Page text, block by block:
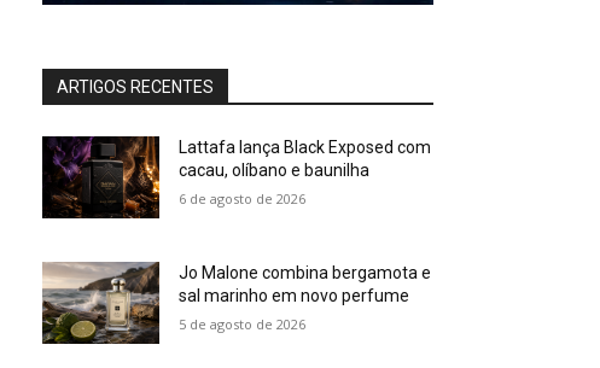
ARTIGOS RECENTES
Lattafa lança Black Exposed com
cacau, olíbano e baunilha
6 de agosto de 2026
Jo Malone combina bergamota e
sal marinho em novo perfume
5 de agosto de 2026